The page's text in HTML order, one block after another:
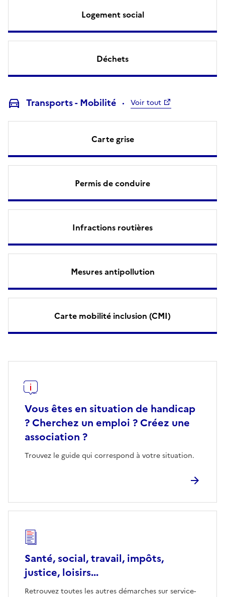
Logement social
Déchets
Transports - Mobilité Voir tout
Carte grise
Permis de conduire
Infractions routières
Mesures antipollution
Carte mobilité inclusion (CMI)
Vous êtes en situation de handicap
? Cherchez un emploi ? Créez une
association ?
Trouvez le guide qui correspond à votre situation.
Santé, social, travail, impôts,
justice, loisirs...
Retrouvez toutes les autres démarches sur service-